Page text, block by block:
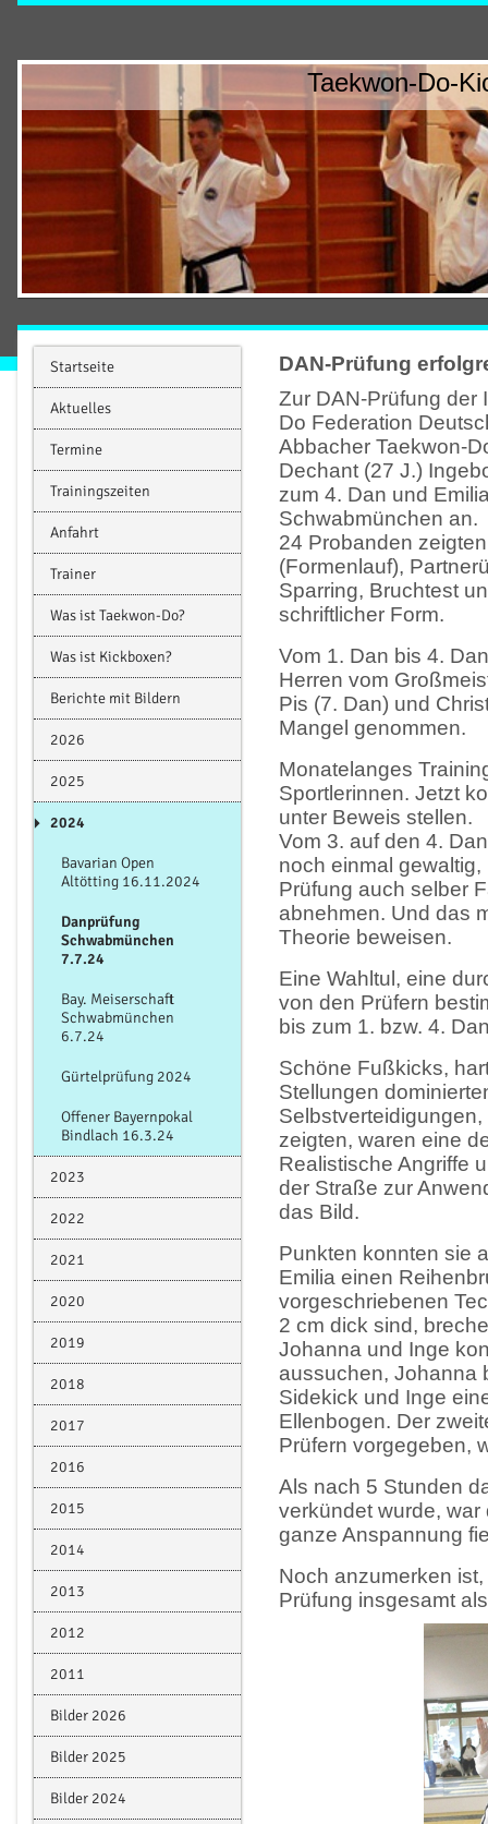
Taekwon-Do-
Startseite
Aktuelles
Termine
Trainingszeiten
Anfahrt
Trainer
Was ist Taekwon-Do?
Was ist Kickboxen?
Berichte mit Bildern
2026
2025
2024
Bavarian Open
Altötting 16.11.2024
Danprüfung
Schwabmünchen
7.7.24
Bay. Meiserschaft
Schwabmünchen
6.7.24
Gürtelprüfung 2024
Offener Bayernpokal
Bindlach 16.3.24
2023
2022
2021
2020
2019
2018
2017
2016
2015
2014
2013
2012
2011
Bilder 2026
Bilder 2025
Bilder 2024
DAN-Prüfung
Zur DAN-Prüfung der
Do Federation
Abbacher Taekwon-
Dechant (27 J.)
zum 4. Dan und
Schwabmünchen an.
24 Probanden
(Formenlauf),
Sparring, Bruchtest
schriftlicher Form.
Vom 1. Dan bis 4.
Herren vom
Pis (7. Dan) und
Mangel genommen.
Monatelanges
Sportlerinnen. Jetzt
unter Beweis stellen.
Vom 3. auf den 4.
noch einmal
Prüfung auch selber
abnehmen. Und das
Theorie beweisen.
Eine Wahltul, eine
von den Prüfern
bis zum 1. bzw. 4.
Schöne Fußkicks,
Stellungen
zeigten, waren eine
Realistische Angriffe
der Straße zur
das Bild.
Punkten konnten sie
Emilia einen
vorgeschriebenen
2 cm dick sind,
Johanna und Inge
aussuchen, Johanna
Sidekick und Inge
Ellenbogen. Der
Prüfern vorgegeben,
Als nach 5 Stunden
verkündet wurde,
ganze Anspannung
Noch anzumerken
Prüfung insgesamt